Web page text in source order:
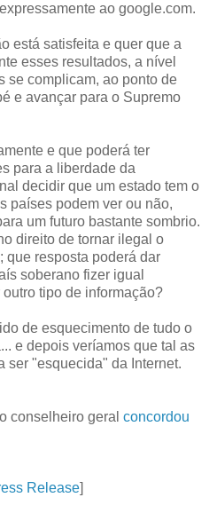
ao google.com.
está satisfeita e quer que a
esses resultados, a nível
se complicam, ao ponto de
e avançar para o Supremo
e que poderá ter
para a liberdade da
decidir que um estado tem o
países podem ver ou não,
um futuro bastante sombrio.
direito de tornar ilegal o
que resposta poderá dar
soberano fizer igual
tipo de informação?
de esquecimento de tudo o
e depois veríamos que tal as
ser "esquecida" da Internet.
o conselheiro geral concordou
Release]